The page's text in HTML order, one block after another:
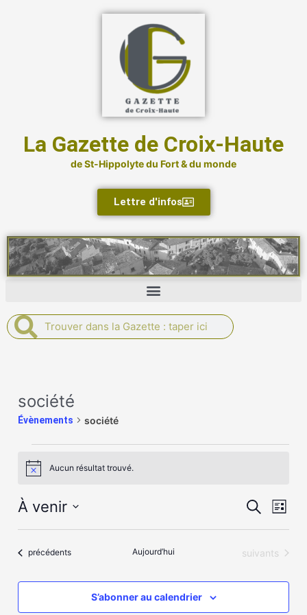
La Gazette de Croix-Haute
de St-Hippolyte du Fort & du monde
Lettre d'infos
RechercherRechercher
société
Évènements société
Évènements
NoticeAucun résultat trouvé.
et
vues
Recherche
de
vues
Liste
À venir
date.Évènements
précédents Aujourd’hui Évènements
suivants
S’abonner au calendrier